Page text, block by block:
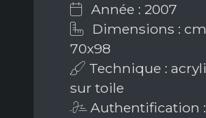
Année : 2007
Dimensions : cm
70x98
Technique :
sur toile
Authentification :